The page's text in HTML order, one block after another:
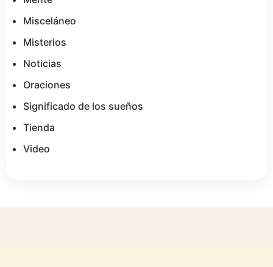
Misceláneo
Misterios
Noticias
Oraciones
Significado de los sueños
Tienda
Video